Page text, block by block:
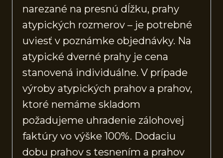
narezané na presnú dĺžku, prahy
atypických rozmerov – je potrebné
uviesť v poznámke objednávky. Na
atypické dverné prahy je cena
stanovená individuálne. V prípade
výroby atypických prahov a prahov,
ktoré nemáme skladom
požadujeme uhradenie zálohovej
faktúry vo výške 100%. Dodaciu
dobu prahov s tesnením a prahov